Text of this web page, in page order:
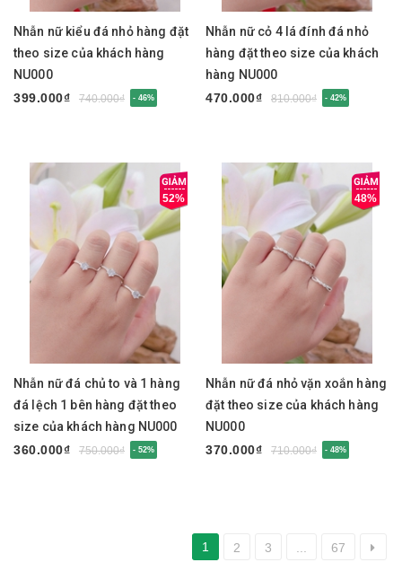
Nhẫn nữ kiểu đá nhỏ hàng đặt
theo size của khách hàng
NU000
399.000₫
740.000₫ - 46%
Nhẫn nữ cỏ 4 lá đính đá nhỏ
hàng đặt theo size của khách
hàng NU000
470.000₫
810.000₫ - 42%
52%
Nhẫn nữ đá chủ to và 1 hàng
đá lệch 1 bên hàng đặt theo
size của khách hàng NU000
360.000₫
750.000₫ - 52%
48%
Nhẫn nữ đá nhỏ vặn xoắn hàng
đặt theo size của khách hàng
NU000
370.000₫
710.000₫ - 48%
1 2 3 67